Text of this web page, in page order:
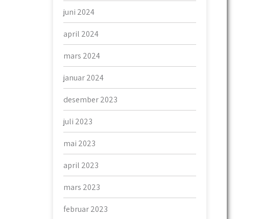
juni 2024
april 2024
mars 2024
januar 2024
desember 2023
juli 2023
mai 2023
april 2023
mars 2023
februar 2023